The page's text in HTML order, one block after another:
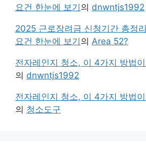
요건 한눈에 보기 의 dnwntjs1992
2025 근로장려금 신청기간 총정
요건 한눈에 보기 의 Area 52?
전자레인지 청소, 이 4가지 방법
의 dnwntjs1992
전자레인지 청소, 이 4가지 방법
의 청소도구